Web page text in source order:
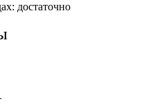
достаточно